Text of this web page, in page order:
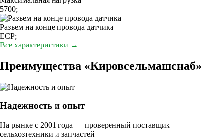
5700;
Разъем на конце провода датчика
ECP;
Все характеристики →
Преимущества «Кировсельмашснаб»
Надежность и опыт
На рынке с 2001 года — проверенный поставщик
сельхозтехники и запчастей